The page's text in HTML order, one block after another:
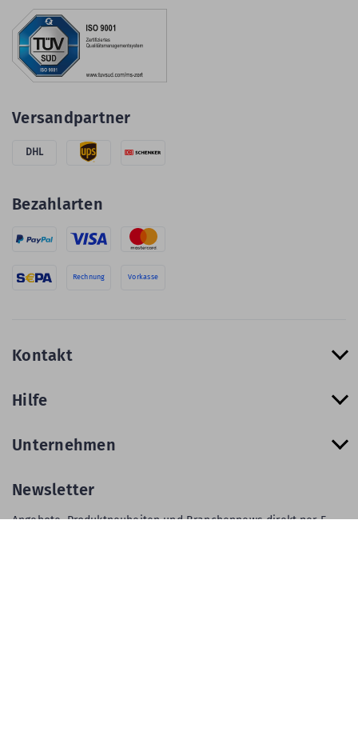
Versandpartner
DHL
Bezahlarten
Rechnung Vorkasse
Kontakt
Hilfe
Unternehmen
Newsletter
Angebote, Produktneuheiten und Branchennews direkt per E-